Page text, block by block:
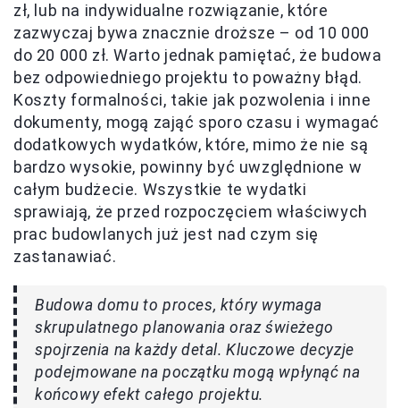
zł, lub na indywidualne rozwiązanie, które
zazwyczaj bywa znacznie droższe – od 10 000
do 20 000 zł. Warto jednak pamiętać, że budowa
bez odpowiedniego projektu to poważny błąd.
Koszty formalności, takie jak pozwolenia i inne
dokumenty, mogą zająć sporo czasu i wymagać
dodatkowych wydatków, które, mimo że nie są
bardzo wysokie, powinny być uwzględnione w
całym budżecie. Wszystkie te wydatki
sprawiają, że przed rozpoczęciem właściwych
prac budowlanych już jest nad czym się
zastanawiać.
Budowa domu to proces, który wymaga
skrupulatnego planowania oraz świeżego
spojrzenia na każdy detal. Kluczowe decyzje
podejmowane na początku mogą wpłynąć na
końcowy efekt całego projektu.